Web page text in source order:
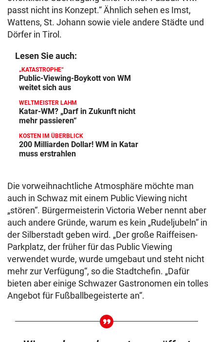
passt nicht ins Konzept.“ Ähnlich sehen es Imst,
Wattens, St. Johann sowie viele andere Städte und
Dörfer in Tirol.
Lesen Sie auch:
„KATASTROPHE“
Public-Viewing-Boykott von WM
weitet sich aus
WELTMEISTER LAHM
Katar-WM? „Darf in Zukunft nicht
mehr passieren“
KOSTEN IM ÜBERBLICK
200 Milliarden Dollar! WM in Katar
muss erstrahlen
Die vorweihnachtliche Atmosphäre möchte man
auch in Schwaz mit einem Public Viewing nicht
„stören“. Bürgermeisterin Victoria Weber nennt aber
auch andere Gründe, warum es kein „Rudeljubeln“ in
der Silberstadt geben wird. „Der große Raiffeisen-
Parkplatz, der früher für das Public Viewing
verwendet wurde, wurde umgebaut und steht nicht
mehr zur Verfügung“, so die Stadtchefin. „Dafür
bieten aber einige Schwazer Gastronomen ein tolles
Angebot für Fußballbegeisterte an“.